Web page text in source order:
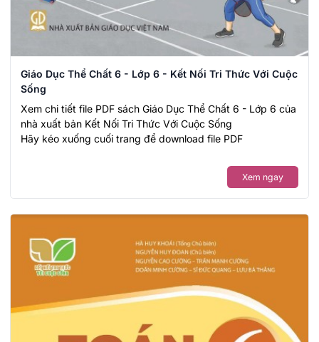
Giáo Dục Thể Chất 6 - Lớp 6 - Kết Nối Tri Thức Với Cuộc
Sống
Xem chi tiết file PDF sách Giáo Dục Thể Chất 6 - Lớp 6 của
nhà xuất bản Kết Nối Tri Thức Với Cuộc Sống
Hãy kéo xuống cuối trang để download file PDF
Xem ngay